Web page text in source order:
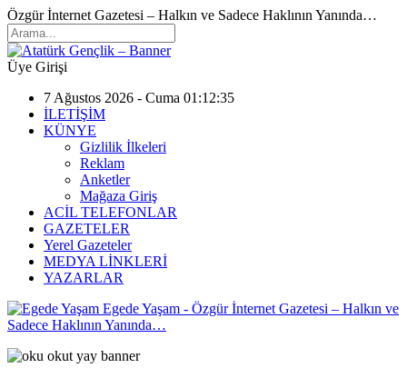
Özgür İnternet Gazetesi – Halkın ve Sadece Haklının Yanında…
Üye Girişi
7 Ağustos 2026 - Cuma 01:12:35
İLETİŞİM
KÜNYE
Gizlilik İlkeleri
Reklam
Anketler
Mağaza Giriş
ACİL TELEFONLAR
GAZETELER
Yerel Gazeteler
MEDYA LİNKLERİ
YAZARLAR
Egede Yaşam - Özgür İnternet Gazetesi – Halkın ve
Sadece Haklının Yanında…